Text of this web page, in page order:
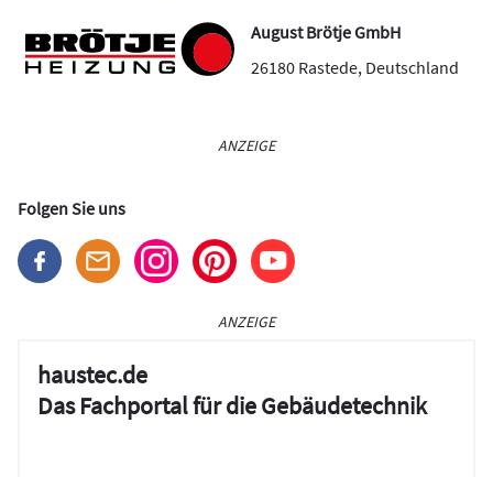
August Brötje GmbH
26180 Rastede, Deutschland
ANZEIGE
Folgen Sie uns
ANZEIGE
haustec.de
Das Fachportal für die Gebäudetechnik